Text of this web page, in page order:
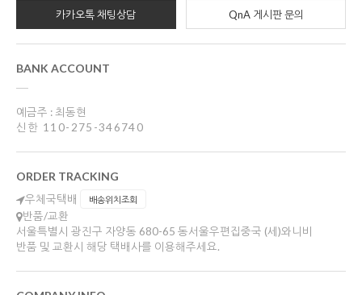
카카오톡 채팅상담 QnA 게시판 문의
BANK ACCOUNT
예금주 : 최동현
신한 110-275-346740
ORDER TRACKING
우체국택배 배송위치조회
반품/교환
서울특별시 광진구 자양동 680-65 동서울우편집중국 (세)와니비
반품 및 교환시 해당 택배사를 이용해주세요.